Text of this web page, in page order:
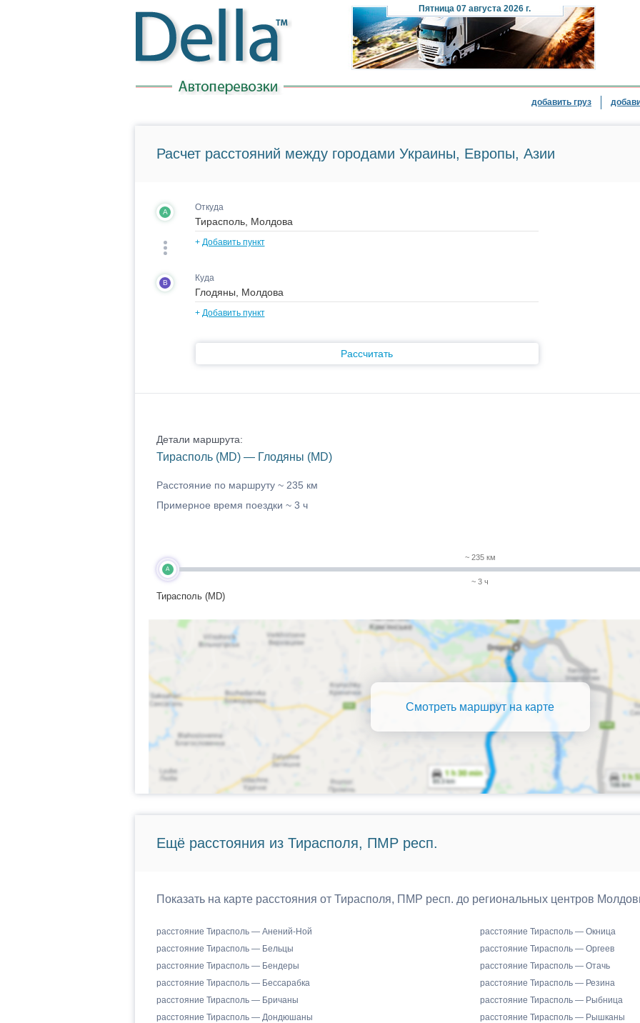
Пятница07 августа 2026 г.
добавить груз
Расчет расстояний между городами Украины, Европы, Азии
A Откуда
+ Добавить пункт
B Куда
+ Добавить пункт
Рассчитать
Детали маршрута:
Тирасполь (MD) — Глодяны (MD)
Расстояние по маршруту ~ 235 км
Примерное время поездки ~ 3 ч
A
Тирасполь (MD)
~ 235 км
~ 3 ч
Смотреть маршрут на карте
Ещё расстояния из Тирасполя, ПМР респ.
Показать на карте расстояния от Тирасполя, ПМР респ. до региональных центров
расстояние Тирасполь — Анений-Ной
расстояние Тирасполь — Бельцы
расстояние Тирасполь — Бендеры
расстояние Тирасполь — Бессарабка
расстояние Тирасполь — Бричаны
расстояние Тирасполь — Дондюшаны
расстояние Тирасполь — Окница
расстояние Тирасполь — Оргеев
расстояние Тирасполь — Отачь
расстояние Тирасполь — Резина
расстояние Тирасполь — Рыбница
расстояние Тирасполь — Рышканы